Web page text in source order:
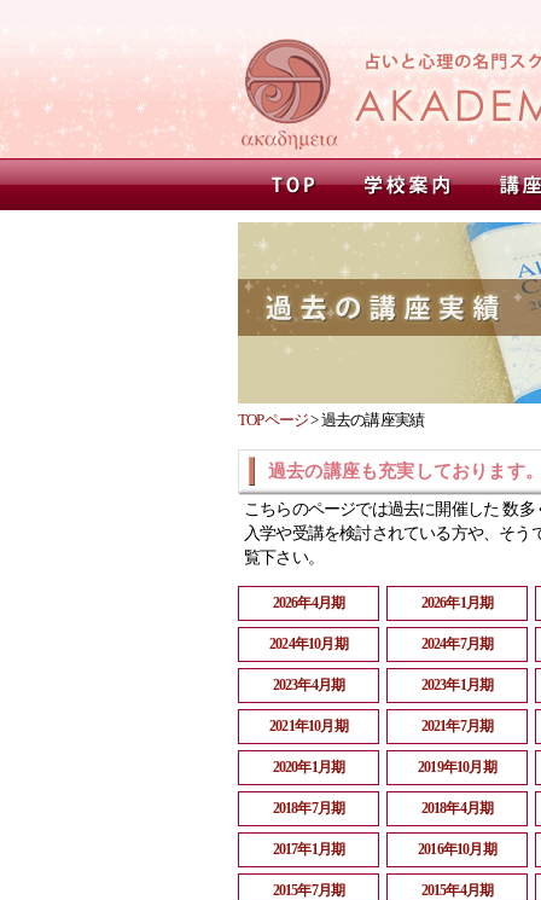
TOPページ>過去の講座実績
過去の講座も充実しております
こちらのページでは過去に開催した 数
入学や受講を検討されている方や、そ
覧下さい。
2026年4月期 2026年1月期
2024年10月期 2024年7月期
2023年4月期 2023年1月期
2021年10月期 2021年7月期
2020年1月期 2019年10月期
2018年7月期 2018年4月期
2017年1月期 2016年10月期
2015年7月期 2015年4月期